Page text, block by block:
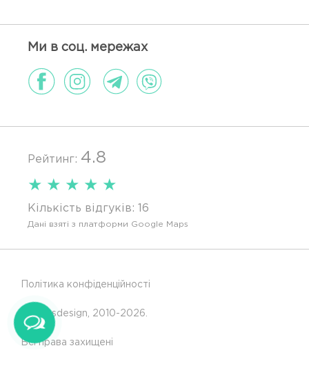
Ми в соц. мережах
Рейтинг: 4.8
★ ★ ★ ★ ★
Кількість відгуків: 16
Дані взяті з платформи Google Maps
Політика конфіденційності
© Glassdesign, 2010-2026.
Всі права захищені